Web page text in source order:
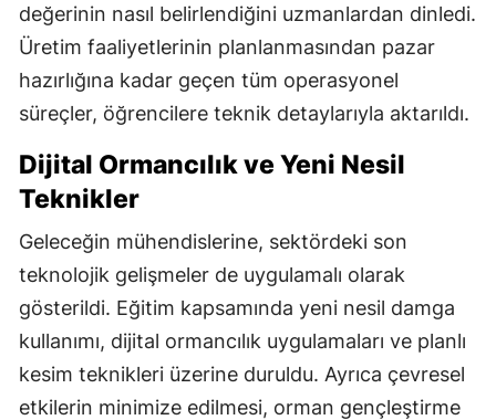
değerinin nasıl belirlendiğini uzmanlardan dinledi.
Üretim faaliyetlerinin planlanmasından pazar
hazırlığına kadar geçen tüm operasyonel
süreçler, öğrencilere teknik detaylarıyla aktarıldı.
Dijital Ormancılık ve Yeni Nesil
Teknikler
Geleceğin mühendislerine, sektördeki son
teknolojik gelişmeler de uygulamalı olarak
gösterildi. Eğitim kapsamında yeni nesil damga
kullanımı, dijital ormancılık uygulamaları ve planlı
kesim teknikleri üzerine duruldu. Ayrıca çevresel
etkilerin minimize edilmesi, orman gençleştirme